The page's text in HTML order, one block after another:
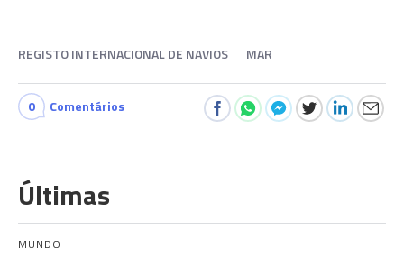
REGISTO INTERNACIONAL DE NAVIOS MAR
0 Comentários
Últimas
MUNDO